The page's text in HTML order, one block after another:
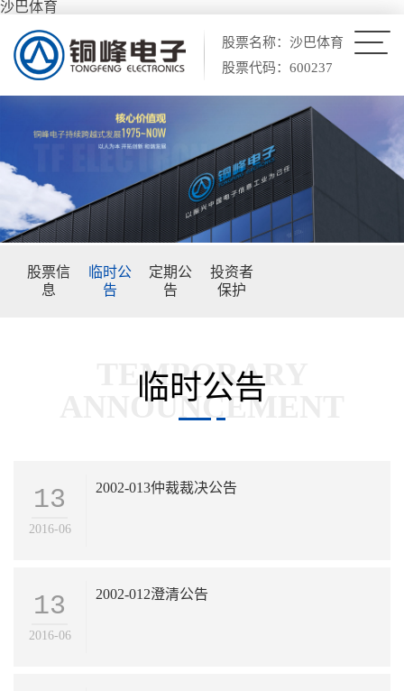
沙巴体育
股票名称：沙巴体育
股票代码：600237
股票信
息
临时公
告
定期公
告
投资者
保护
临时公告
13
2016-06
2002-013仲裁裁决公告
13
2016-06
2002-012澄清公告